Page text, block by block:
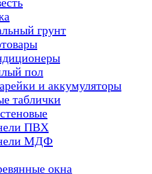
грунт
пол
и аккумуляторы
таблички
ПВХ
МДФ
окна